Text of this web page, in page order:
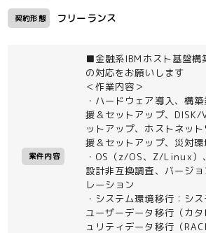
契約形態 フリーランス
案件内容
■金融系IBMホスト基盤構
の対応をお願いします
＜作業内容＞
・ハードウェア導入、構
援＆セットアップ、DISK/
ットアップ、ホストネッ
援＆セットアップ、災対環
・OS（z/OS、Z/Linux）
設計非互換調査、バージ
レーション
・システム環境移行：シス
ユーザーデータ移行（カ
ュリティデータ移行（